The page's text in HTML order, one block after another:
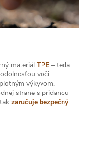
materiál TPE – teda
voči
výkyvom.
strane s pridanou
zaručuje bezpečný